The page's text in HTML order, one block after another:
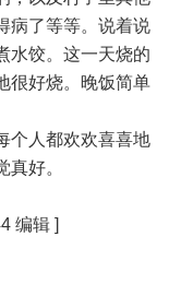
病了等等。说着说
水饺。这一天烧的
很好烧。晚饭简单
个人都欢欢喜喜地
好。
编辑 ]